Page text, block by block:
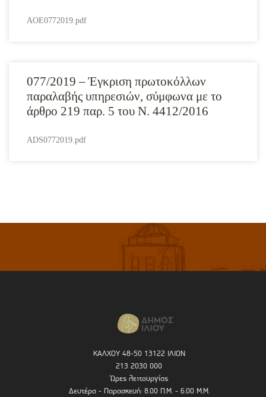
AOE0772019.pdf
077/2019 – Έγκριση πρωτοκόλλων
παραλαβής υπηρεσιών, σύμφωνα με το
άρθρο 219 παρ. 5 του Ν. 4412/2016
ADS0772019.pdf
ΚΑΛΧΟΥ 48-50 13122 ΙΛΙΟΝ
213 2030 000
Ώρες λειτουργίας
Δευτέρα - Παρασκευή: 8.00 Π.Μ. - 6.00 Μ.Μ.